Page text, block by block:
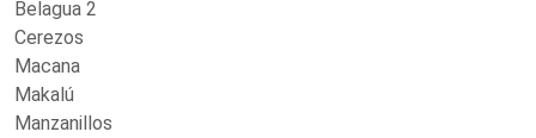
Belagua 2
Cerezos
Macana
Makalú
Manzanillos